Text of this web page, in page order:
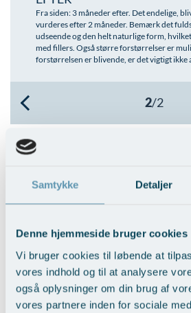
Samtykke Detaljer
Denne hjemmeside bruger cookies
Vi bruger cookies til løbende at
vores indhold og til at analysere
også oplysninger om din brug af
vores partnere inden for sociale
Øre-næse-hals
Fra siden: 3 måneder efter. Det endelige,
vurderes efter 2 måneder. Bemærk det
udseende og den helt naturlige form,
med fillers. Også større forstørrelser er
forstørrelsen er blivende, er det vigtigt ikke
Der er stor forskel på læbers størrelse og
der dels det, at læberne bliver smallere
hvilket får overlæben til at syne endnu
ønske om læbeforstørrelse er det derfor
trængende.
Læs mere om